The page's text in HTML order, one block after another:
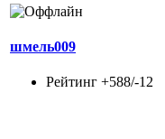
шмель009
Рейтинг +588/-12